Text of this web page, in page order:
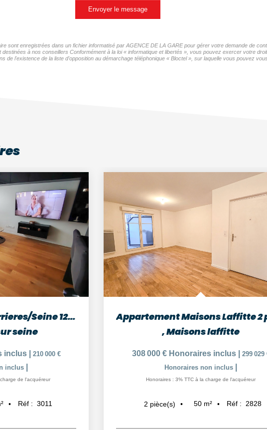
Envoyer le message
sont enregistrées dans un fichier informatisé par AGENCE DE LA GARE pour gérer votre demande de
à nos conseillers Conformément à la loi « informatique et libertés », vous pouvez exercer votre
de l'existence de la liste d'opposition au démarchage téléphonique « Bloctel », sur laquelle vous pouvez
Appartement F3 Carrieres/Seine 12 minutes Gare
seine
inclus
210 000 €
inclus
de l'acquéreur
Réf : 3011
,Maisons laffitte
308 000 € Honoraires inclus
299 029
Honoraires non inclus
Honoraires : 3% TTC à la charge de l'acquéreur
2 pièce(s) 50 m² Réf : 2828